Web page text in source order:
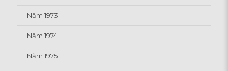
Năm 1973
Năm 1974
Năm 1975